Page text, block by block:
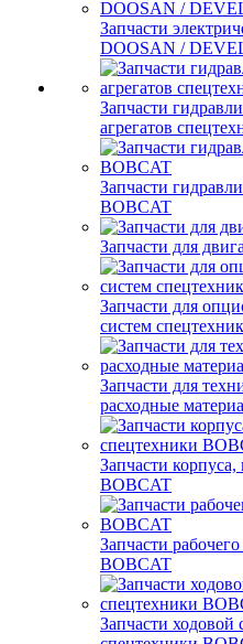
Запчасти
DOOSAN /
Запчасти
агрегатов
Запчасти
BOBCAT
Запчасти для
Запчасти для
систем
Запчасти для
расходные
Запчасти
BOBCAT
Запчасти
BOBCAT
Запчасти ходовой